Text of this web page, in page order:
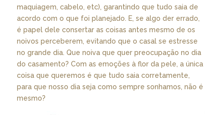
maquiagem, cabelo, etc), garantindo que tudo saia de
acordo com o que foi planejado. E, se algo der errado,
é papel dele consertar as coisas antes mesmo de os
noivos perceberem, evitando que o casal se estresse
no grande dia. Que noiva que quer preocupação no dia
do casamento? Com as emoções à flor da pele, a única
coisa que queremos é que tudo saia corretamente,
para que nosso dia seja como sempre sonhamos, não é
mesmo?